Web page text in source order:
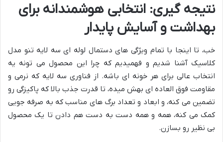
نتیجه گیری: انتخابی هوشمندانه برای
بهداشت و آسایش پایدار
خب، تا اینجا با تمام ویژگی های دستمال لوله ای سه لایه تنو مدل
کلاسیک آشنا شدیم و فهمیدیم که چرا این محصول می تونه یه
انتخاب عالی برای هر خونه ای باشه. از فناوری سه لایه که نرمی و
مقاومت فوق العاده ای بهش میده، تا قدرت جذب بالا که پاکیزگی رو
تضمین می کنه، و ابعاد و تعداد برگ های مناسب که به صرفه جویی
کمک می کنه، همه و همه دست به دست هم دادن تا یک محصول
بی نظیر رو بسازن.